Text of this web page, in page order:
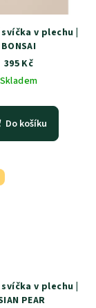
v plechu |
BONSAI
395 Kč
Skladem
Do košíku
v plechu |
PEAR